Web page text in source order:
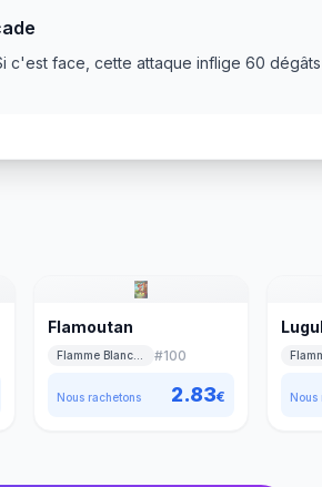
c'est face, cette attaque inflige 60 dégâts
Flamoutan
Flamme Blanche #100
Nous rachetons 2.83€ Nous